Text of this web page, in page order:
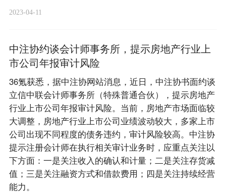
2023-04-11
中注协约谈会计师事务所，提示房地产行业上
市公司年报审计风险
36氪获悉，据中注协网站消息，近日，中注协书面约谈
立信中联会计师事务所（特殊普通合伙），提示房地产
行业上市公司年报审计风险。当前，房地产市场面临较
大调整，房地产行业上市公司业绩波动较大，多家上市
公司出现不同程度的债务违约，审计风险较高。中注协
提示注册会计师在执行相关审计业务时，应重点关注以
下方面：一是关注收入的确认和计量；二是关注存货减
值；三是关注融资方式和借款费用；四是关注持续经营
能力。